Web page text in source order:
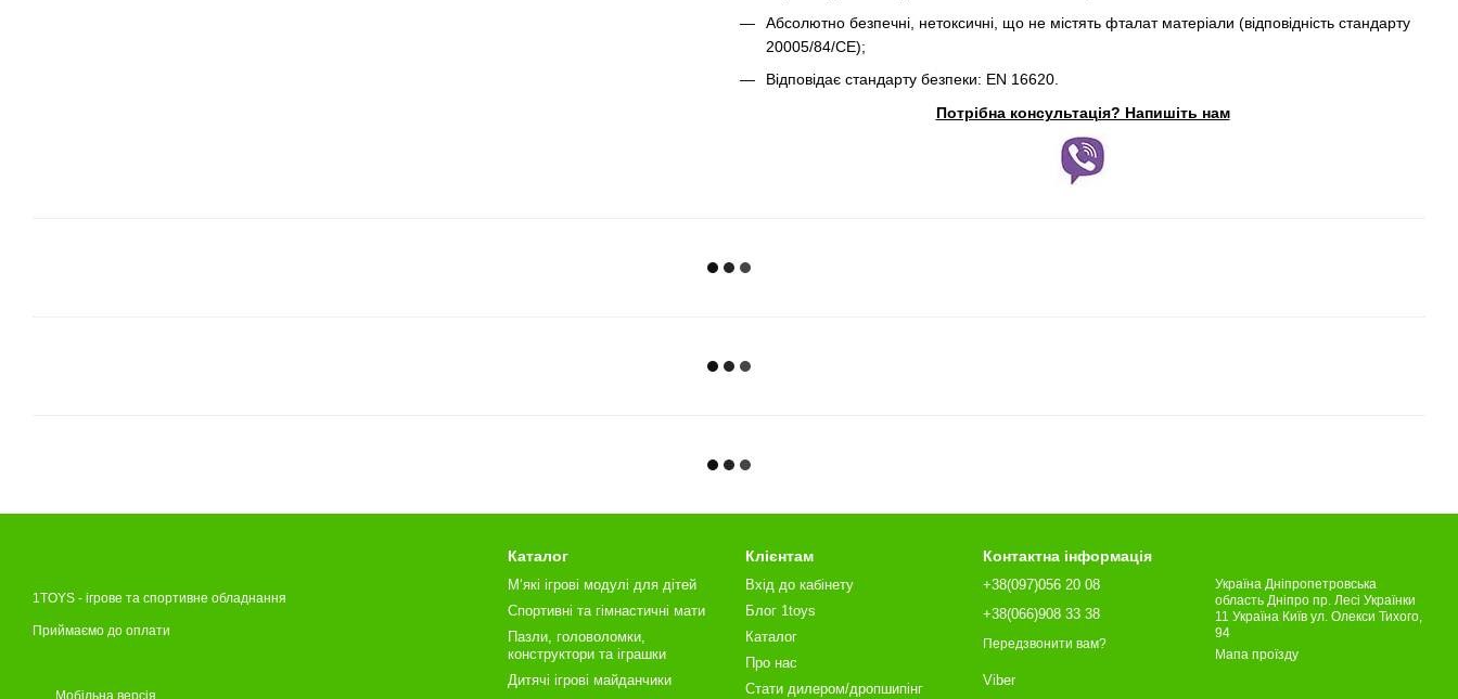
Абсолютно безпечні, нетоксичні, що не містять фталат матеріали (відповідність стандарту
20005/84/CE);
Відповідає стандарту безпеки: EN 16620.
Потрібна консультація? Напишіть нам
1TOYS - ігрове та спортивне обладнання
Приймаємо до оплати
Каталог
М‘які ігрові модулі для дітей
Спортивні та гімнастичні мати
Пазли, головоломки,
конструктори та іграшки
Дитячі ігрові майданчики
Клієнтам
Вхід до кабінету
Блог 1toys
Каталог
Про нас
Стати дилером/дропшипінг
Контактна інформація
+38(097)056 20 08
+38(066)908 33 38
Передзвонити вам?
Viber
Україна Дніпропетровська
область Дніпро пр. Лесі Українки
11 Україна Київ ул. Олекси Тихого,
94
Мапа проїзду